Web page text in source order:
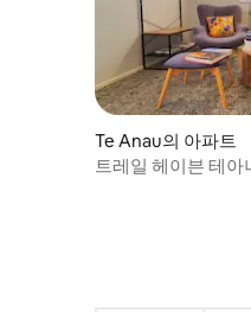
Te Anau의 아파트
트레일 헤이븐 테아